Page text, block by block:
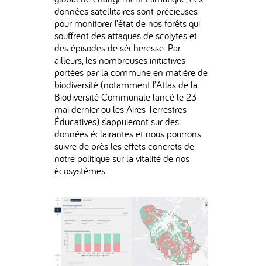
données satellitaires sont précieuses
pour monitorer l’état de nos forêts qui
souffrent des attaques de scolytes et
des épisodes de sécheresse. Par
ailleurs, les nombreuses initiatives
portées par la commune en matière de
biodiversité (notamment l’Atlas de la
Biodiversité Communale lancé le 23
mai dernier ou les Aires Terrestres
Éducatives) s’appuieront sur des
données éclairantes et nous pourrons
suivre de près les effets concrets de
notre politique sur la vitalité de nos
écosystèmes.